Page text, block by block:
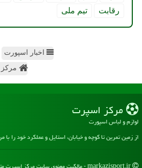
رقابت
تیم ملی
اخبار اسپورت
مركز اسپرت
لوازم و لباس اسپورت
از زمین تمرین تا کوچه و خیابان، استایل و عملکرد خود را